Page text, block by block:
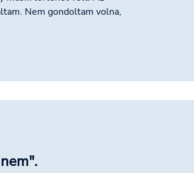
Nem gondoltam volna,